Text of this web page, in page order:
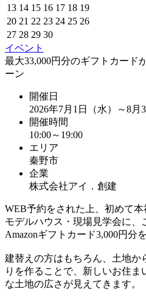
13 14 15 16 17 18 19
20 21 22 23 24 25 26
27 28 29 30
イベント
最大33,000円分のギフトカード
ーン
開催日
2026年7月1日（水）～8月
開催時間
10:00～19:00
エリア
秦野市
企業
株式会社アイ．創建
WEB予約をされた上、初めて
モデルハウス・現場見学会に、
Amazonギフトカード3,000円分
建替えの方はもちろん、土地か
りを作ることで、新しいお住
な土地の広さが見えてきます。